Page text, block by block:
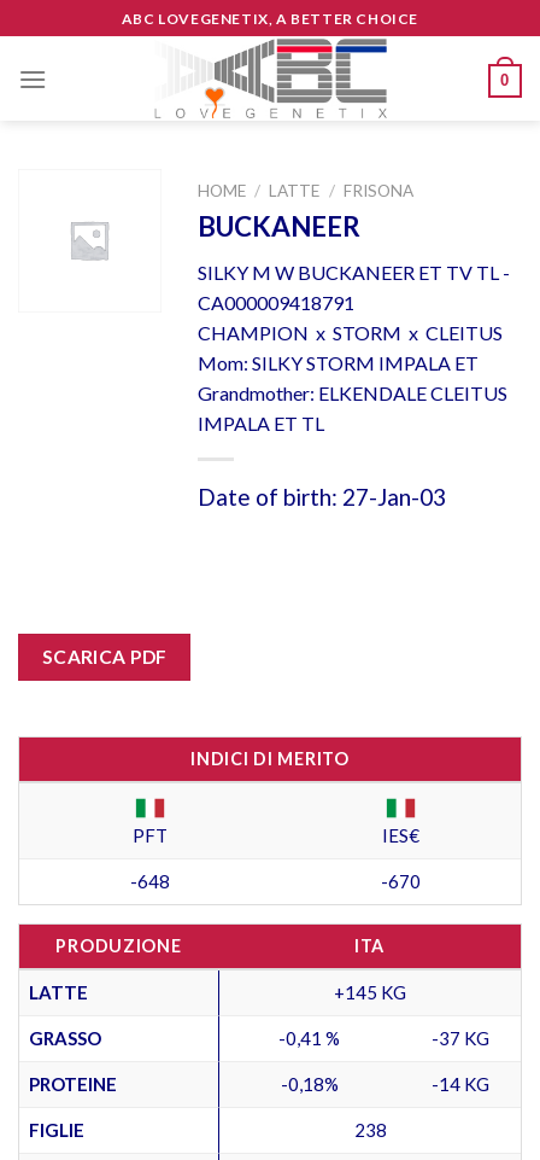
to
content
ABC LOVEGENETIX, A BETTER CHOICE
0
HOME / LATTE / FRISONA
BUCKANEER
SILKY M W BUCKANEER ET TV TL -
CA000009418791
CHAMPION x STORM x CLEITUS
Mom: SILKY STORM IMPALA ET
Grandmother: ELKENDALE CLEITUS
IMPALA ET TL
Date of birth: 27-Jan-03
SCARICA PDF
INDICI DI MERITO
PFT IES€
-648 -670
PRODUZIONE ITA
LATTE +145 KG
GRASSO -0,41 % -37 KG
PROTEINE -0,18% -14 KG
FIGLIE 238